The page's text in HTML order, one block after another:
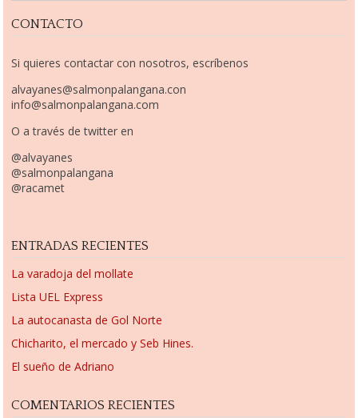
CONTACTO
Si quieres contactar con nosotros, escríbenos
alvayanes@salmonpalangana.con
info@salmonpalangana.com
O a través de twitter en
@alvayanes
@salmonpalangana
@racamet
ENTRADAS RECIENTES
La varadoja del mollate
Lista UEL Express
La autocanasta de Gol Norte
Chicharito, el mercado y Seb Hines.
El sueño de Adriano
COMENTARIOS RECIENTES